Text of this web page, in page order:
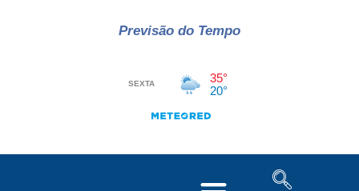
Previsão do Tempo